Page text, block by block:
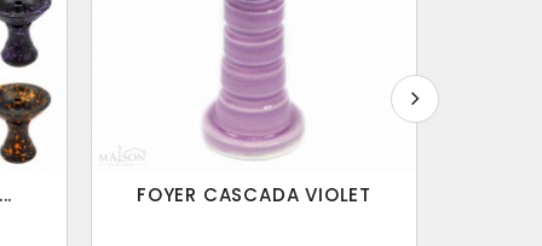
FOYER CASCADA VIOLET